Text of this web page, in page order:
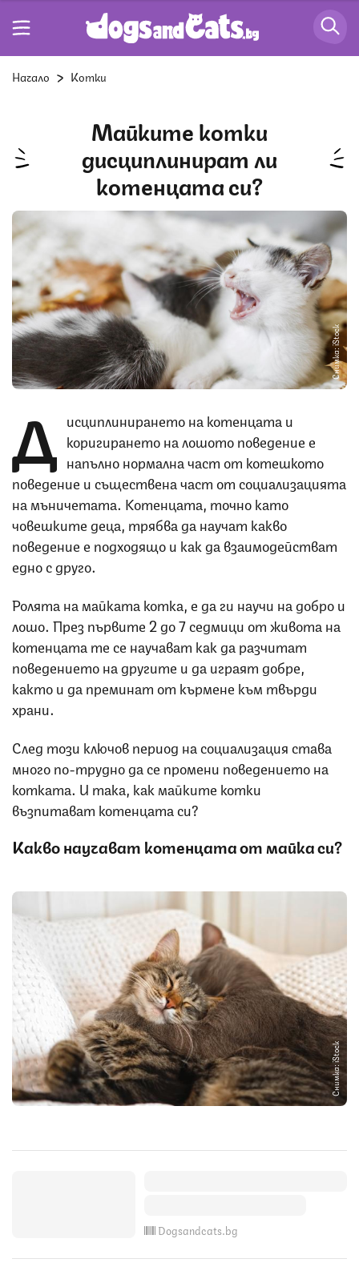
Начало Котки
Майките котки
дисциплинират ли
котенцата си?
Снимка: iStock
Д исциплинирането на котенцата и
коригирането на лошото поведение е
напълно нормална част от котешкото
поведение и съществена част от социализацията
на мъничетата. Котенцата, точно като
човешките деца, трябва да научат какво
поведение е подходящо и как да взаимодействат
едно с друго.
Ролята на майката котка, е да ги научи на добро и
лошо. През първите 2 до 7 седмици от живота на
котенцата те се научават как да разчитат
поведението на другите и да играят добре,
както и да преминат от кърмене към твърди
храни.
След този ключов период на социализация става
много по-трудно да се промени поведението на
котката. И така, как майките котки
възпитават котенцата си?
Какво научават котенцата от майка си?
Снимка: iStock
Dogsandcats.bg